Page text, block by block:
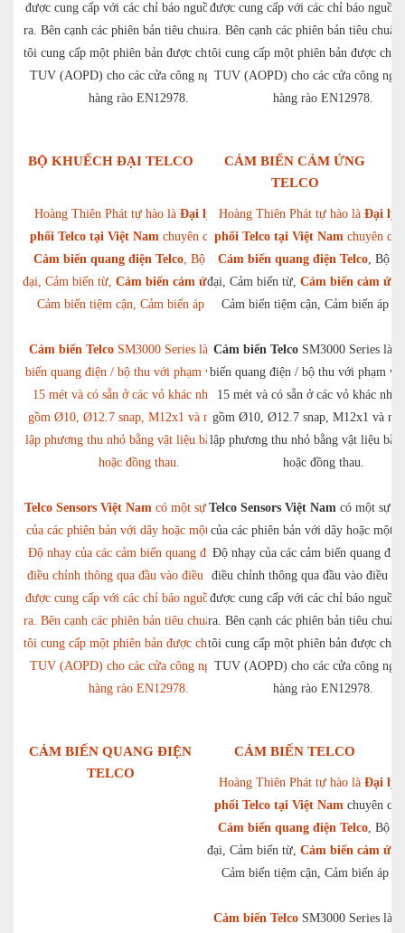
được cung cấp với các chỉ báo nguồn và đầu
ra. Bên cạnh các phiên bản tiêu chuẩn, chúng
tôi cung cấp một phiên bản được chứng nhận
TUV (AOPD) cho các cửa công nghiệp và
hàng rào EN12978.
BỘ KHUẾCH ĐẠI TELCO
được cung cấp với các chỉ báo nguồn
ra. Bên cạnh các phiên bản tiêu
tôi cung cấp một phiên bản được
TUV (AOPD) cho các cửa công
hàng rào EN12978.
CẢM BIẾN CẢM ỨNG
TELCO
Hoàng Thiên Phát tự hào là Đại lý phân
phối Telco tại Việt Nam chuyên cung cấp
Cảm biến quang điện Telco, Bộ khuếch
đại, Cảm biến từ, Cảm biến cảm ứng Telco,
Cảm biến tiệm cận, Cảm biến áp lực,…
Cảm biến Telco SM3000 Series là bộ cảm
biến quang điện / bộ thu với phạm vi 6 hoặc
15 mét và có sẵn ở các vỏ khác nhau, bao
gồm Ø10, Ø12.7 snap, M12x1 và một khối
lập phương thu nhỏ bằng vật liệu bằng nhựa
hoặc đồng thau.
Telco Sensors Việt Namcó một sự lựa chọn
của các phiên bản với dây hoặc một kết nối.
Độ nhạy của các cảm biến quang điện được
điều chỉnh thông qua đầu vào điều khiển và
được cung cấp với các chỉ báo nguồn và đầu
ra. Bên cạnh các phiên bản tiêu chuẩn, chúng
tôi cung cấp một phiên bản được chứng nhận
TUV (AOPD) cho các cửa công nghiệp và
hàng rào EN12978.
CẢM BIẾN QUANG ĐIỆN
TELCO
Hoàng Thiên Phát tự hào là Đại lý
phối Telco tại Việt Nam chuyên
Cảm biến quang điện Telco, Bộ
đại, Cảm biến từ, Cảm biến cảm
Cảm biến tiệm cận, Cảm biến áp
Cảm biến Telco SM3000 Series là
biến quang điện / bộ thu với phạm vi
15 mét và có sẵn ở các vỏ khác
gồm Ø10, Ø12.7 snap, M12x1 và
lập phương thu nhỏ bằng vật liệu
hoặc đồng thau.
Telco Sensors Việt Namcó một sự
của các phiên bản với dây hoặc một
Độ nhạy của các cảm biến quang
điều chỉnh thông qua đầu vào điều
được cung cấp với các chỉ báo nguồn
ra. Bên cạnh các phiên bản tiêu
tôi cung cấp một phiên bản được
TUV (AOPD) cho các cửa công
hàng rào EN12978.
CẢM BIẾN TELCO
Hoàng Thiên Phát tự hào là Đại lý
phối Telco tại Việt Nam chuyên
Cảm biến quang điện Telco, Bộ
đại, Cảm biến từ, Cảm biến cảm
Cảm biến tiệm cận, Cảm biến áp
Cảm biến Telco SM3000 Series là